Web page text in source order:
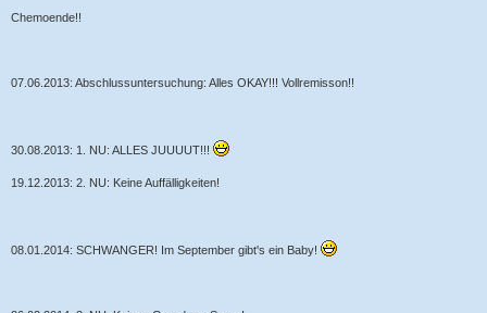
Chemoende!!
07.06.2013: Abschlussuntersuchung: Alles OKAY!!! Vollremisson!!
30.08.2013: 1. NU: ALLES JUUUUT!!!
19.12.2013: 2. NU: Keine Auffälligkeiten!
08.01.2014: SCHWANGER! Im September gibt's ein Baby!